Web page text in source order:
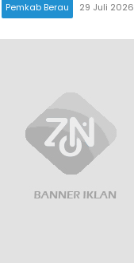
Pemkab Berau 29 Juli 2026